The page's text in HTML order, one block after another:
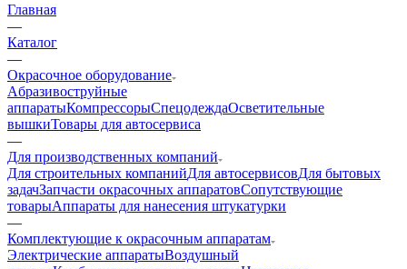
Главная
—
Каталог
—
Окрасочное оборудование
Aбразивоструйные
аппаратыКомпрессорыСпецодеждаОсветительные
вышкиТовары для автосервиса
—
Для производственных компаний
Для строительных компанийДля автосервисовДля бытовых
задачЗапчасти окрасочных аппаратовСопутствующие
товарыАппараты для нанесения штукатурки
—
Комплектующие к окрасочным аппаратам
Электрические аппаратыВоздушный